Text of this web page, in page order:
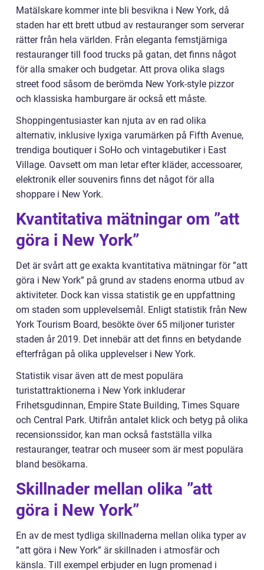
Matälskare kommer inte bli besvikna i New York, då
staden har ett brett utbud av restauranger som serverar
rätter från hela världen. Från eleganta femstjärniga
restauranger till food trucks på gatan, det finns något
för alla smaker och budgetar. Att prova olika slags
street food såsom de berömda New York-style pizzor
och klassiska hamburgare är också ett måste.
Shoppingentusiaster kan njuta av en rad olika
alternativ, inklusive lyxiga varumärken på Fifth Avenue,
trendiga boutiquer i SoHo och vintagebutiker i East
Village. Oavsett om man letar efter kläder, accessoarer,
elektronik eller souvenirs finns det något för alla
shoppare i New York.
Kvantitativa mätningar om ”att
göra i New York”
Det är svårt att ge exakta kvantitativa mätningar för ”att
göra i New York” på grund av stadens enorma utbud av
aktiviteter. Dock kan vissa statistik ge en uppfattning
om staden som upplevelsemål. Enligt statistik från New
York Tourism Board, besökte över 65 miljoner turister
staden år 2019. Det innebär att det finns en betydande
efterfrågan på olika upplevelser i New York.
Statistik visar även att de mest populära
turistattraktionerna i New York inkluderar
Frihetsgudinnan, Empire State Building, Times Square
och Central Park. Utifrån antalet klick och betyg på olika
recensionssidor, kan man också fastställa vilka
restauranger, teatrar och museer som är mest populära
bland besökarna.
Skillnader mellan olika ”att
göra i New York”
En av de mest tydliga skillnaderna mellan olika typer av
”att göra i New York” är skillnaden i atmosfär och
känsla. Till exempel erbjuder en lugn promenad i